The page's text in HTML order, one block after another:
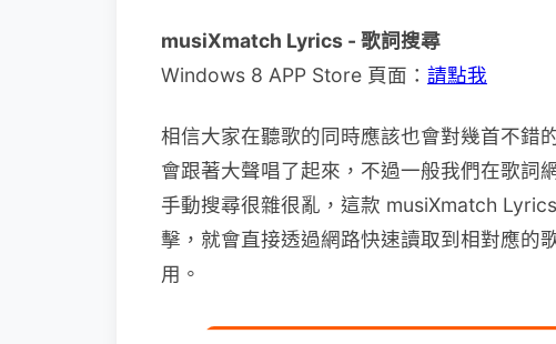
musiXmatch Lyrics - 歌詞搜尋
Windows 8 APP Store 頁面： 請點我
相信大家在聽歌的同時應該也會對幾首不錯
會跟著大聲唱了起來，不過一般我們在歌詞
手動搜尋很雜很亂，這款 musiXmatch
擊，就會直接透過網路快速讀取到相對應的
用。